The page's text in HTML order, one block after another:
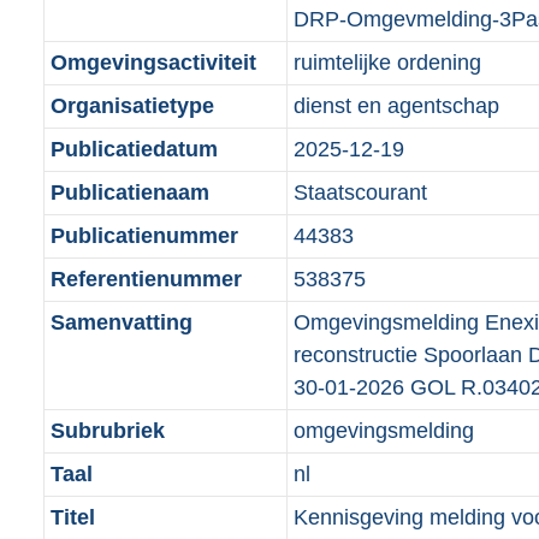
DRP-Omgevmelding-
Omgevingsactiviteit
ruimtelijke ordening
Organisatietype
dienst en agentschap
Publicatiedatum
2025-12-19
Publicatienaam
Staatscourant
Publicatienummer
44383
Referentienummer
538375
Samenvatting
Omgevingsmelding
reconstructie Spoorlaan
30-01-2026 GOL
Subrubriek
omgevingsmelding
Taal
nl
Titel
Kennisgeving melding